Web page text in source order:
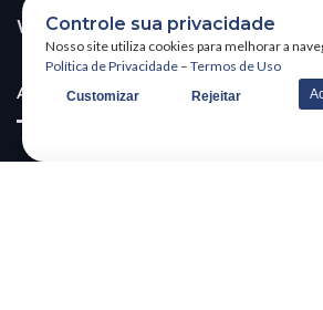
Walter Santos
ASSINE A NOSSA NEWSLETTER!
Controle sua privacidade
Nosso site utiliza cookies para melhorar a
Política de Privacidade – Termos de Uso
Customizar Rejeitar